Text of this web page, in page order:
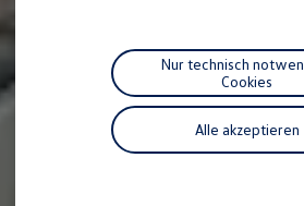
Individualisieren
Wallbox und Ladekabel
Digitale Extras
Dienste für Ihr Modell
Volkswagen Apps,
Handy und Fahrzeug
Alle akzeptieren
Nur technisch
Cookies